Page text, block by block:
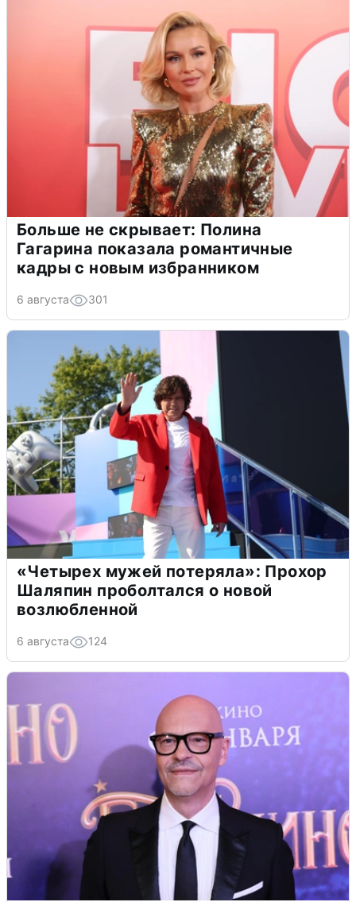
Больше не скрывает: Полина
Гагарина показала романтичные
кадры с новым избранником
6 августа 301
«Четырех мужей потеряла»: Прохор
Шаляпин проболтался о новой
возлюбленной
6 августа 124